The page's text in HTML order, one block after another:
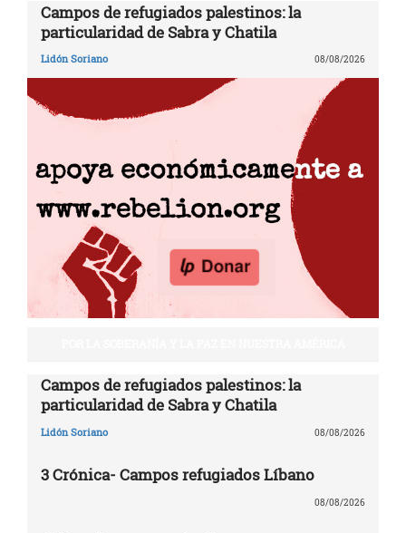
Campos de refugiados palestinos: la
particularidad de Sabra y Chatila
Lidón Soriano 08/08/2026
Campos de refugiados palestinos: la
particularidad de Sabra y Chatila
Lidón Soriano 08/08/2026
3 Crónica- Campos refugiados Líbano
08/08/2026